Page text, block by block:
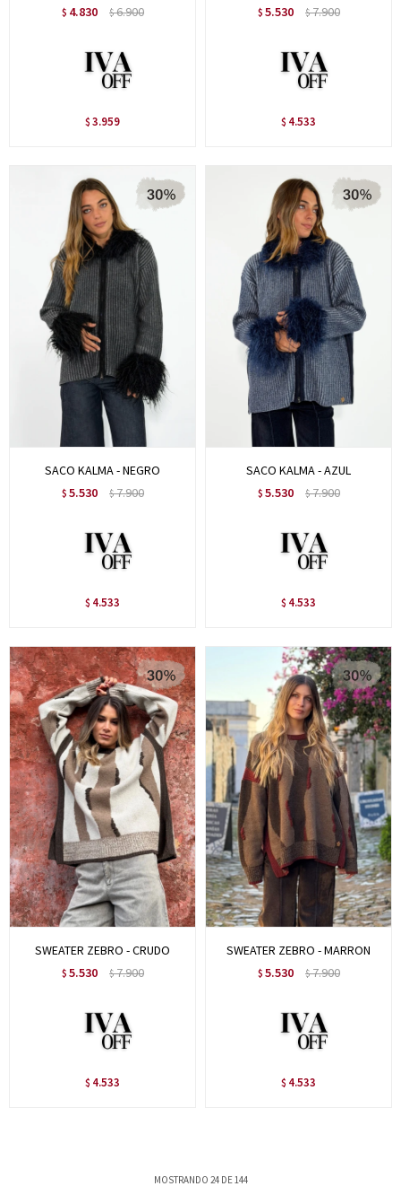
$ 4.830 $6.900
$ 3.959
$ 5.530 $7.900
$ 4.533
SACO KALMA - NEGRO
$ 5.530 $7.900
$ 4.533
SACO KALMA - AZUL
$ 5.530 $7.900
$ 4.533
SWEATER ZEBRO - CRUDO
$ 5.530 $7.900
$ 4.533
SWEATER ZEBRO - MARRON
$ 5.530 $7.900
$ 4.533
MOSTRANDO 24DE144